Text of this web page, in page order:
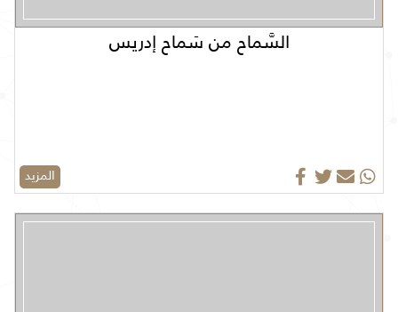
السَّماح من سَماح إدريس
المزيد